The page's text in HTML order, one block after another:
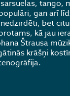
sarsuelas, tango,
gan arī
bet
kā jau
Štrausa
krāšņi